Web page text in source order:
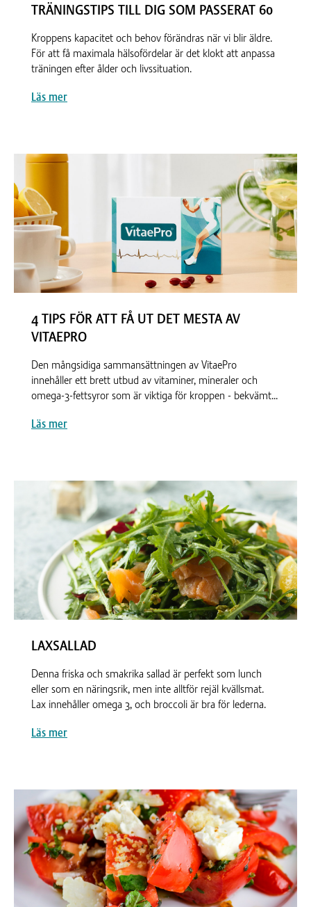
TRÄNINGSTIPS TILL DIG SOM PASSERAT 60
Kroppens kapacitet och behov förändras när vi blir äldre.
För att få maximala hälsofördelar är det klokt att anpassa
träningen efter ålder och livssituation.
Läs mer
4 TIPS FÖR ATT FÅ UT DET MESTA AV
VITAEPRO
Den mångsidiga sammansättningen av VitaePro
innehåller ett brett utbud av vitaminer, mineraler och
omega-3-fettsyror som är viktiga för kroppen - bekvämt...
Läs mer
LAXSALLAD
Denna friska och smakrika sallad är perfekt som lunch
eller som en näringsrik, men inte alltför rejäl kvällsmat.
Lax innehåller omega 3, och broccoli är bra för lederna.
Läs mer